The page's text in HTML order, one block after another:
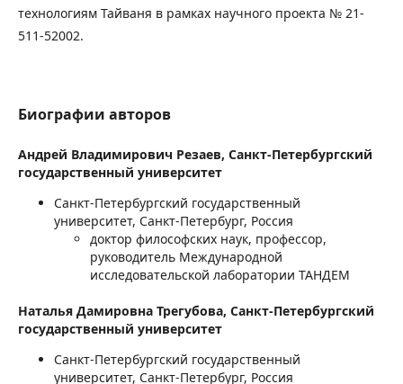
технологиям Тайваня в рамках научного проекта № 21-
511-52002.
Биографии авторов
Андрей Владимирович Резаев, Санкт-Петербургский
государственный университет
Санкт-Петербургский государственный
университет, Санкт-Петербург, Россия
доктор философских наук, профессор,
руководитель Международной
исследовательской лаборатории ТАНДЕМ
Наталья Дамировна Трегубова, Санкт-Петербургский
государственный университет
Санкт-Петербургский государственный
университет, Санкт-Петербург, Россия